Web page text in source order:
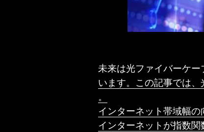
未来は光ファイバーケー
います。この記事では
。
インターネット帯域幅
インターネットが指数